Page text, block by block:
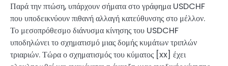
Παρά την πτώση, υπάρχουν σήματα στο γράφημα USDCHF
που υποδεικνύουν πιθανή αλλαγή κατεύθυνσης στο μέλλον.
Το μεσοπρόθεσμο διάνυσμα κίνησης του USDCHF
υποδηλώνει το σχηματισμό μιας δομής κυμάτων τριπλών
τριαριών. Τώρα ο σχηματισμός του κύματος [xx] έχει